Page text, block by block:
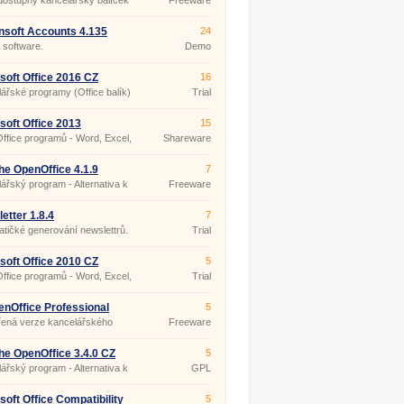
Accounts 4.135
24
Demo
Office 2016 CZ
programy (Office balík)
16
Trial
Office 2013
programů - Word, Excel,
15
Shareware
OpenOffice 4.1.9
program - Alternativa k
7
Freeware
1.8.4
generování newslettrů.
7
Trial
Office 2010 CZ
programů - Word, Excel,
5
Trial
Professional
verze kancelářského
5
Freeware
OpenOffice 3.4.0 CZ
program - Alternativa k
5
GPL
Office Compatibility
5